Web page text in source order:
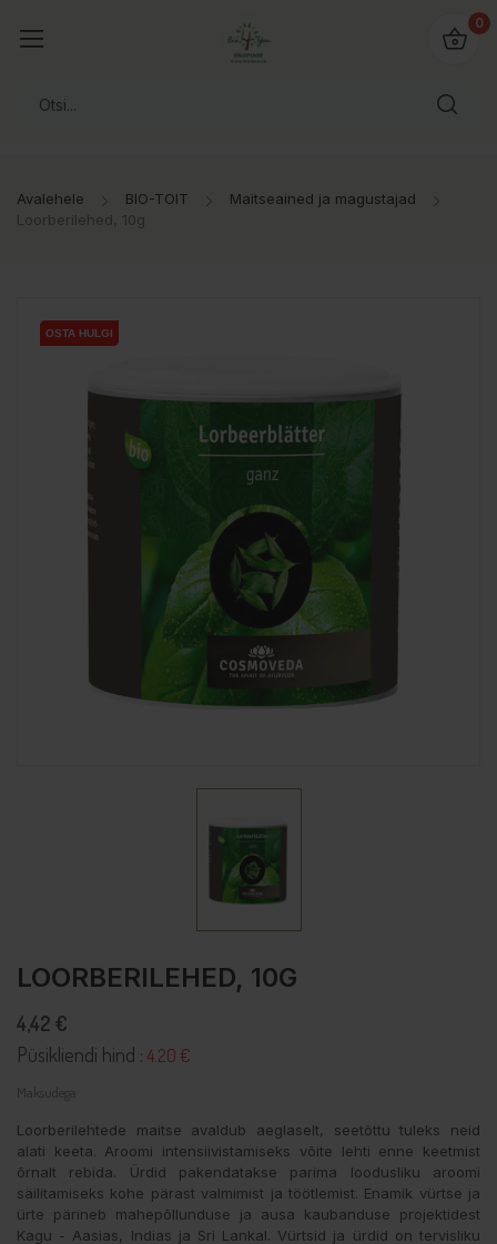
0
Avalehele BIO-TOIT
Maitseained ja magustajad
Loorberilehed, 10g
OSTA HULGI
OSTA HULGI
LOORBERILEHED, 10G
4,42 €
Püsikliendi hind : 4.20 €
Maksudega
Loorberilehtede maitse avaldub aeglaselt, seetõttu tuleks neid
alati keeta. Aroomi intensiivistamiseks võite lehti enne keetmist
õrnalt rebida. Ürdid pakendatakse parima loodusliku aroomi
säilitamiseks kohe pärast valmimist ja töötlemist. Enamik vürtse ja
ürte pärineb mahepõllunduse ja ausa kaubanduse projektidest
Kagu - Aasias, Indias ja Sri Lankal. Vürtsid ja ürdid on tervisliku